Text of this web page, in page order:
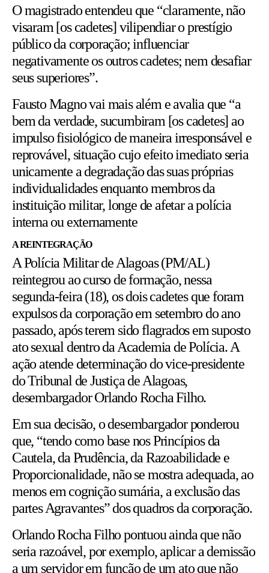
O magistrado entendeu que “claramente, não
visaram [os cadetes] vilipendiar o prestígio
público da corporação; influenciar
negativamente os outros cadetes; nem desafiar
seus superiores”.
Fausto Magno vai mais além e avalia que “a
bem da verdade, sucumbiram [os cadetes] ao
impulso fisiológico de maneira irresponsável e
reprovável, situação cujo efeito imediato seria
unicamente a degradação das suas próprias
individualidades enquanto membros da
instituição militar, longe de afetar a polícia
interna ou externamente
A REINTEGRAÇÃO
A Polícia Militar de Alagoas (PM/AL)
reintegrou ao curso de formação, nessa
segunda-feira (18), os dois cadetes que foram
expulsos da corporação em setembro do ano
passado, após terem sido flagrados em suposto
ato sexual dentro da Academia de Polícia. A
ação atende determinação do vice-presidente
do Tribunal de Justiça de Alagoas,
desembargador Orlando Rocha Filho.
Em sua decisão, o desembargador ponderou
que, “tendo como base nos Princípios da
Cautela, da Prudência, da Razoabilidade e
Proporcionalidade, não se mostra adequada, ao
menos em cognição sumária, a exclusão das
partes Agravantes” dos quadros da corporação.
Orlando Rocha Filho pontuou ainda que não
seria razoável, por exemplo, aplicar a demissão
a um servidor em função de um ato que não